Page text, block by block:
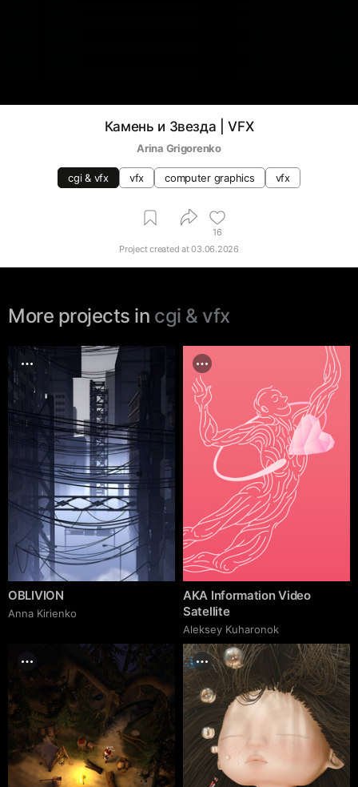
Камень и Звезда | VFX
Arina Grigorenko
cgi & vfx vfx computer graphics vfx
16
Project created at03.06.2026
More projects in cgi & vfx
OBLIVION
Anna Kirienko
AKA Information Video
Satellite
Aleksey Kuharonok